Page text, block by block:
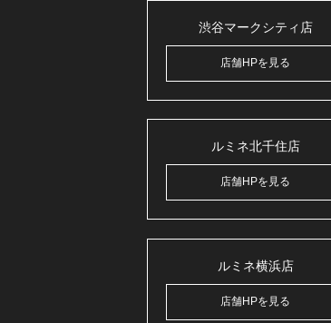
渋谷マークシティ店
店舗HPを見る
ルミネ北千住店
店舗HPを見る
ルミネ横浜店
店舗HPを見る